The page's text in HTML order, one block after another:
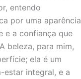
entendo
por uma aparência
e a confiança que
beleza, para mim,
ela é um
estar integral, e a